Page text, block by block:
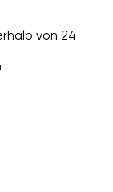
von 24